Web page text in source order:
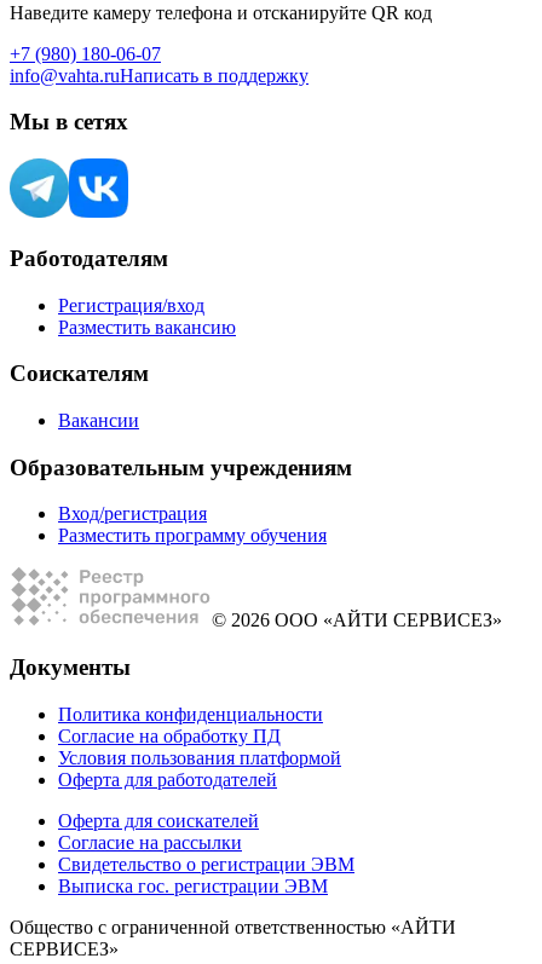
Наведите камеру телефона и отсканируйте QR код
+7 (980) 180-06-07
info@vahta.ruНаписать в поддержку
Мы в сетях
Работодателям
Регистрация/вход
Разместить вакансию
Соискателям
Вакансии
Образовательным учреждениям
Вход/регистрация
Разместить программу обучения
© 2026 ООО «АЙТИ СЕРВИСЕЗ»
Документы
Политика конфиденциальности
Согласие на обработку ПД
Условия пользования платформой
Оферта для работодателей
Оферта для соискателей
Согласие на рассылки
Свидетельство о регистрации ЭВМ
Выписка гос. регистрации ЭВМ
Общество с ограниченной ответственностью «АЙТИ
СЕРВИСЕЗ»